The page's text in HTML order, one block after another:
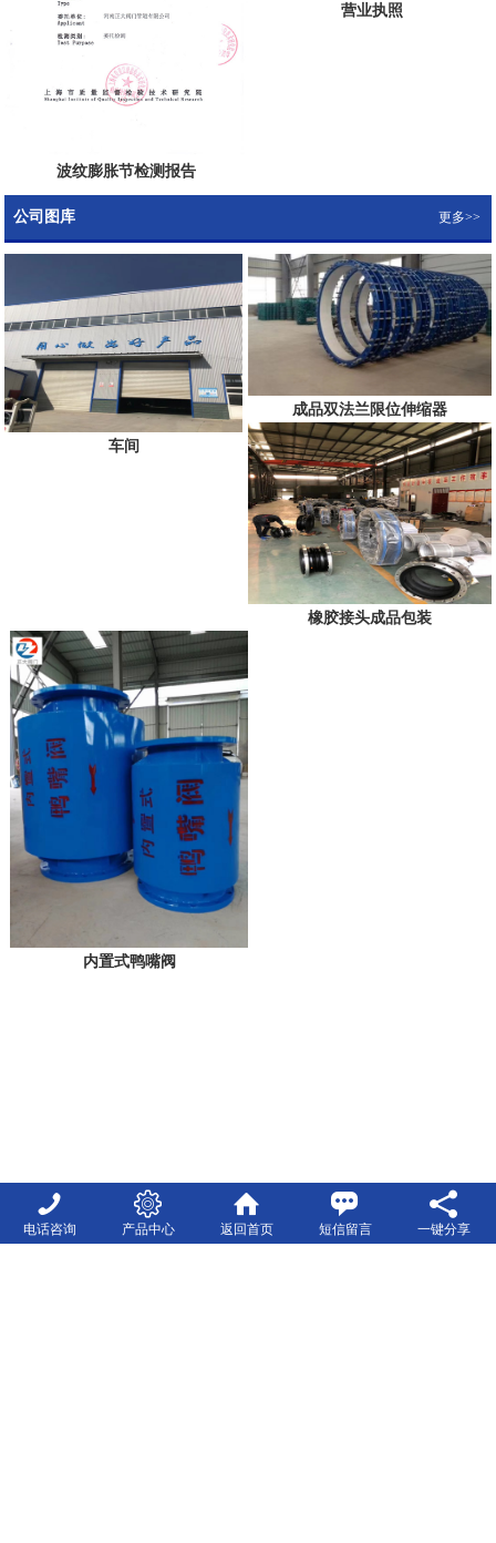
波纹膨胀节检测报告
营业执照
公司图库 更多>>
车间
成品双法兰限位伸缩器
橡胶接头成品包装
内置式鸭嘴阀
电话咨询 产品中心 返回首页 短信留言 一键分享